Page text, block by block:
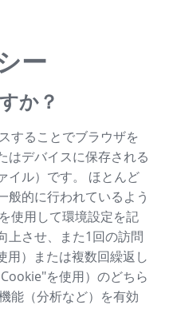
ー
か？
することでブラウザを
はデバイスに保存される
イル）です。 ほとんど
般的に行われているよう
使用して環境設定を記
上させ、また1回の訪問
用）または複数回繰返し
を使用）のどちら
能（分析など）を有効